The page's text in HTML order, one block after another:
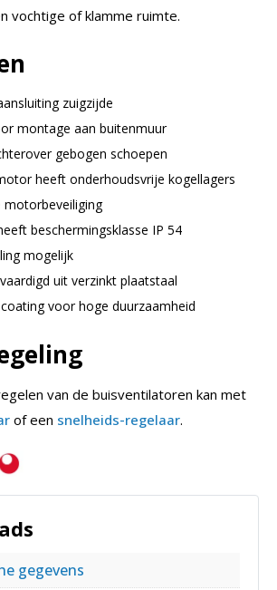
vochtige of klamme ruimte.
zuigzijde
montage aan buitenmuur
gebogen schoepen
heeft onderhoudsvrije kogellagers
motorbeveiliging
beschermingsklasse IP 54
mogelijk
uit verzinkt plaatstaal
voor hoge duurzaamheid
van de buisventilatoren kan met
of een snelheids-regelaar.
gegevens